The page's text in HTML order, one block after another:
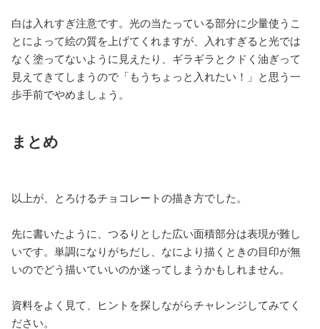
白は入れすぎ注意です。光の当たっている部分に少量使うこ
とによって絵の質を上げてくれますが、入れすぎると光では
なく塗ってないように見えたり、ギラギラとクドく油ぎって
見えてきてしまうので「もうちょっと入れたい！」と思う一
歩手前でやめましょう。
まとめ
以上が、とろけるチョコレートの描き方でした。
先に書いたように、つるりとした広い面積部分は表現が難し
いです。単調になりがちだし、なにより描くときの目印が無
いのでどう描いていいのか迷ってしまうかもしれません。
資料をよく見て、ヒントを探しながらチャレンジしてみてく
ださい。